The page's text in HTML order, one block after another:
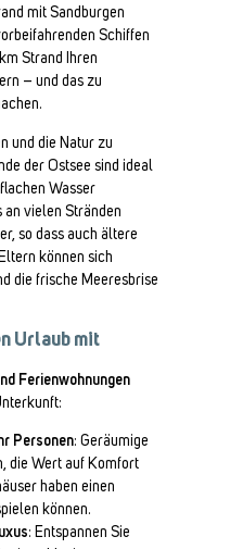
mit Sandburgen
Schiffen
Strand Ihren
– und das zu
und die Natur zu
der Ostsee sind ideal
Wasser
an vielen Stränden
so dass auch ältere
können sich
die frische Meeresbrise
Urlaub mit
Ferienwohnungen
Personen: Geräumige
die Wert auf Komfort
haben einen
können.
: Entspannen Sie